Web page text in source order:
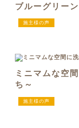
ブルーグリー
施主様の声
ミニマムな空
ち～
施主様の声